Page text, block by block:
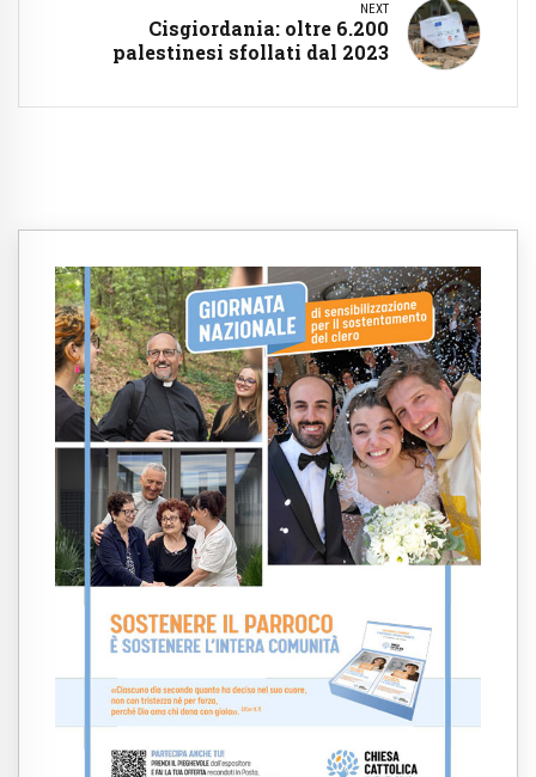
NEXT
Cisgiordania: oltre 6.200
palestinesi sfollati dal 2023